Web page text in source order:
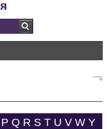
P Q R S T U V W Y